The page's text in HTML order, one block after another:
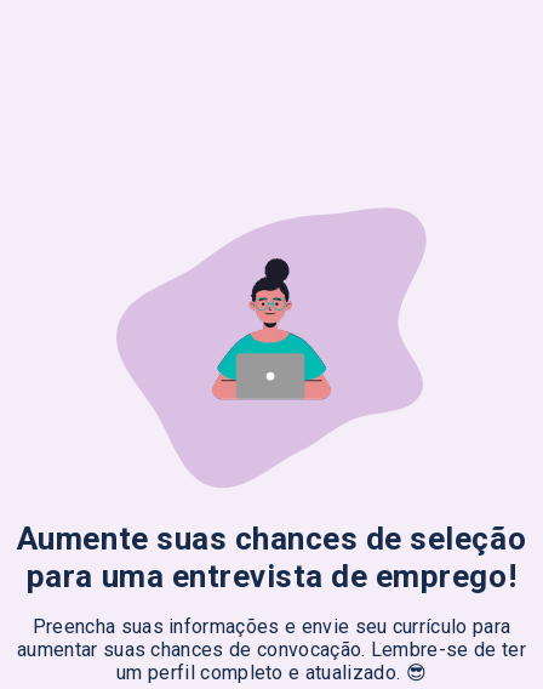
Aumente suas chances de seleção
para uma entrevista de emprego!
Preencha suas informações e envie seu currículo para
aumentar suas chances de convocação. Lembre-se de ter
um perfil completo e atualizado. 😎